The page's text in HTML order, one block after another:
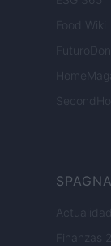
Food Wiki
Actualidad
Finanzas